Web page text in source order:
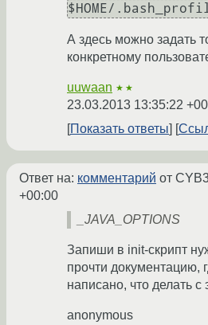
$HOME/
А здесь можно задать
конкретному
uuwaan ★★
23.03.2013 13:35:22
Показать ответы
Ответ на: комментарий от
+00:00
_JAVA_OPTIONS
Запиши в init-скрипт
прочти документацию,
написано, что делать
anonymous